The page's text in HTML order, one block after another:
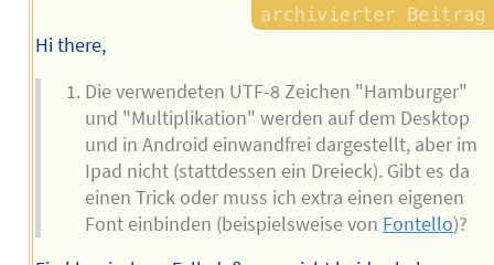
Hi there,
Die verwendeten UTF-8 Zeichen "Hamburger"
und "Multiplikation" werden auf dem Desktop
und in Android einwandfrei dargestellt, aber im
Ipad nicht (stattdessen ein Dreieck). Gibt es da
einen Trick oder muss ich extra einen eigenen
Font einbinden (beispielsweise von Fontello)?